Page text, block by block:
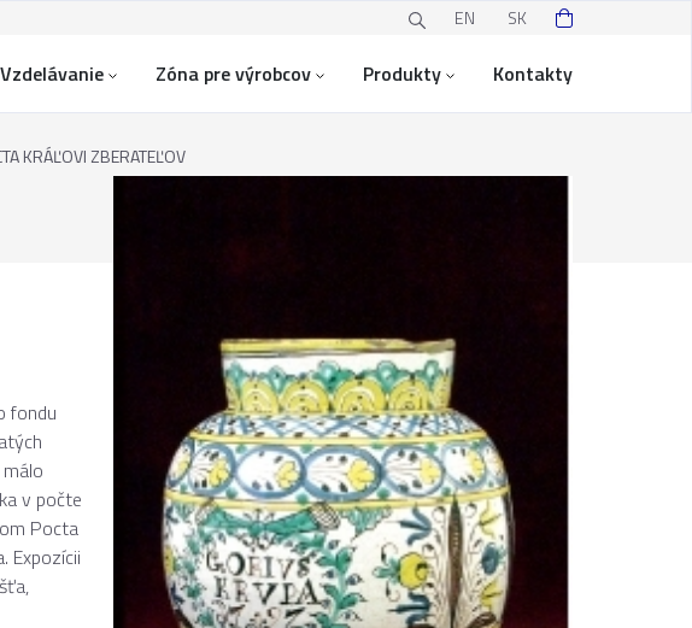
EN SK
Vzdelávanie Zóna pre výrobcov Produkty Kontakty
KRÁĽOVI ZBERATEĽOV
fondu
v počte
Pocta
Expozícii